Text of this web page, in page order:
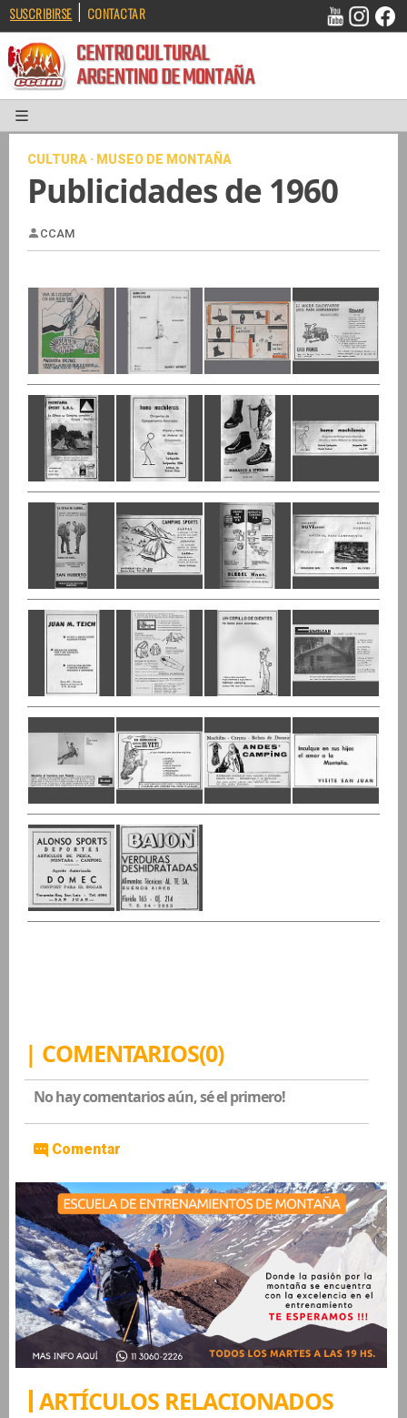
SUSCRIBIRSE | CONTACTAR
CENTRO CULTURAL
ARGENTINO DE MONTAÑA
CULTURA · MUSEO DE MONTAÑA
Publicidades de 1960
CCAM
| COMENTARIOS(0)
No hay comentarios aún, sé el primero!
Comentar
ARTÍCULOS RELACIONADOS